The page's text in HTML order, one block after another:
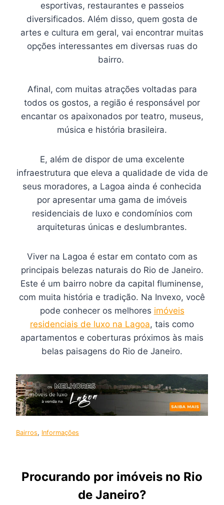
esportivas, restaurantes e passeios
diversificados. Além disso, quem gosta de
artes e cultura em geral, vai encontrar muitas
opções interessantes em diversas ruas do
bairro.
Afinal, com muitas atrações voltadas para
todos os gostos, a região é responsável por
encantar os apaixonados por teatro, museus,
música e história brasileira.
E, além de dispor de uma excelente
infraestrutura que eleva a qualidade de vida de
seus moradores, a Lagoa ainda é conhecida
por apresentar uma gama de imóveis
residenciais de luxo e condomínios com
arquiteturas únicas e deslumbrantes.
Viver na Lagoa é estar em contato com as
principais belezas naturais do Rio de Janeiro.
Este é um bairro nobre da capital fluminense,
com muita história e tradição. Na Invexo, você
pode conhecer os melhores imóveis
residenciais de luxo na Lagoa, tais como
apartamentos e coberturas próximos às mais
belas paisagens do Rio de Janeiro.
Bairros, Informações
Procurando por imóveis no Rio
de Janeiro?